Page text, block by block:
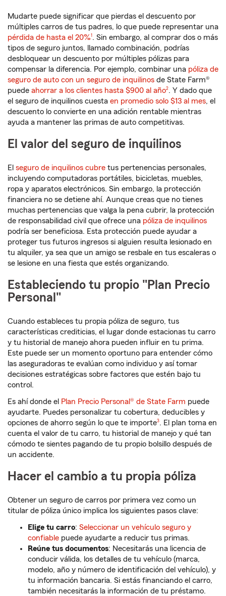
Mudarte puede significar que pierdas el descuento por
múltiples carros de tus padres, lo que puede representar una
pérdida de hasta el 20%
Nota de pie de página
1 . Sin embargo, al comprar dos o más
tipos de seguro juntos, llamado combinación, podrías
desbloquear un descuento por múltiples pólizas para
compensar la diferencia. Por ejemplo, combinar una póliza de
seguro de auto con un seguro de inquilinos de State Farm®
puede ahorrar a los clientes hasta $900 al año
Nota de pie de página
2. Y dado que
el seguro de inquilinos cuesta en promedio solo $13 al mes, el
descuento lo convierte en una adición rentable mientras
ayuda a mantener las primas de auto competitivas.
El valor del seguro de inquilinos
El seguro de inquilinos cubre tus pertenencias personales,
incluyendo computadoras portátiles, bicicletas, muebles,
ropa y aparatos electrónicos. Sin embargo, la protección
financiera no se detiene ahí. Aunque creas que no tienes
muchas pertenencias que valga la pena cubrir, la protección
de responsabilidad civil que ofrece una póliza de inquilinos
podría ser beneficiosa. Esta protección puede ayudar a
proteger tus futuros ingresos si alguien resulta lesionado en
tu alquiler, ya sea que un amigo se resbale en tus escaleras o
se lesione en una fiesta que estés organizando.
Estableciendo tu propio "Plan Precio
Personal"
Cuando estableces tu propia póliza de seguro, tus
características crediticias, el lugar donde estacionas tu carro
y tu historial de manejo ahora pueden influir en tu prima.
Este puede ser un momento oportuno para entender cómo
las aseguradoras te evalúan como individuo y así tomar
decisiones estratégicas sobre factores que estén bajo tu
control.
Es ahí donde el Plan Precio Personal® de State Farm puede
ayudarte. Puedes personalizar tu cobertura, deducibles y
opciones de ahorro según lo que te importe
Nota de pie de página
3. El plan toma en
cuenta el valor de tu carro, tu historial de manejo y qué tan
cómodo te sientes pagando de tu propio bolsillo después de
un accidente.
Hacer el cambio a tu propia póliza
Obtener un seguro de carros por primera vez como un
titular de póliza único implica los siguientes pasos clave:
Elige tu carro: Seleccionar un vehículo seguro y
confiable puede ayudarte a reducir tus primas.
Reúne tus documentos: Necesitarás una licencia de
conducir válida, los detalles de tu vehículo (marca,
modelo, año y número de identificación del vehículo), y
tu información bancaria. Si estás financiando el carro,
también necesitarás la información de tu préstamo.